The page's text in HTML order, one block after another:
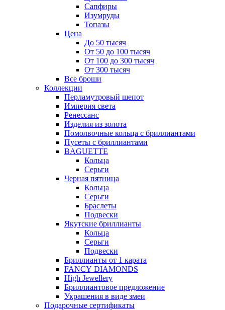
Сапфиры
Изумруды
Топазы
Цена
До 50 тысяч
От 50 до 100 тысяч
От 100 до 300 тысяч
От 300 тысяч
Все броши
Коллекции
Перламутровый шепот
Империя света
Ренессанс
Изделия из золота
Помолвочные кольца с бриллиантами
Пусеты с бриллиантами
BAGUETTE
Кольца
Серьги
Черная пятница
Кольца
Серьги
Браслеты
Подвески
Якутские бриллианты
Кольца
Серьги
Подвески
Бриллианты от 1 карата
FANCY DIAMONDS
High Jewellery
Бриллиантовое предложение
Украшения в виде змеи
Подарочные сертификаты